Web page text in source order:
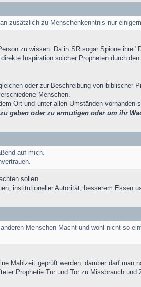
zusätzlich zu Menschenkenntnis nur
zu wissen. Da in SR sogar Spione ihre
Inspiration solcher Propheten durch
oder zur Beschreibung von biblischer
Menschen.
Ort und unter allen Umständen vorhanden
geben oder zu ermutigen oder um ihr
auf mich.
sollen.
institutioneller Autorität, besserem Essen
Menschen Macht und wohl nicht so
Mahlzeit geprüft werden, darüber darf man
Prophetie Tür und Tor zu Missbrauch und